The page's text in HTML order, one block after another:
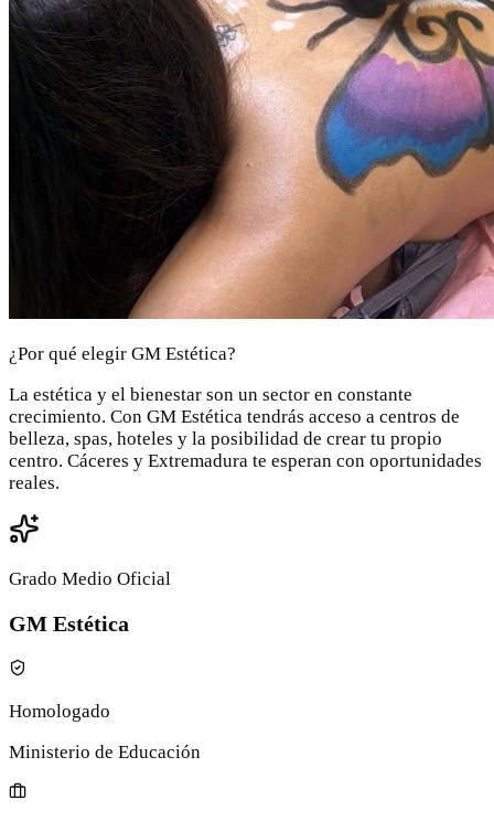
¿Por qué elegir GM Estética?
La estética y el bienestar son un sector en constante
crecimiento. Con GM Estética tendrás acceso a centros de
belleza, spas, hoteles y la posibilidad de crear tu propio
centro. Cáceres y Extremadura te esperan con oportunidades
reales.
Grado Medio Oficial
GM Estética
Homologado
Ministerio de Educación